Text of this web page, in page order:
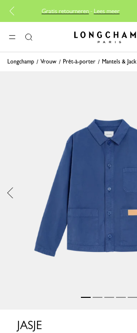
Gratis retourneren-Lees meer
MENUZoeken Longchamp - Home
Longchamp Vrouw Prêt-à-porter Mantels & Jack
JASJE